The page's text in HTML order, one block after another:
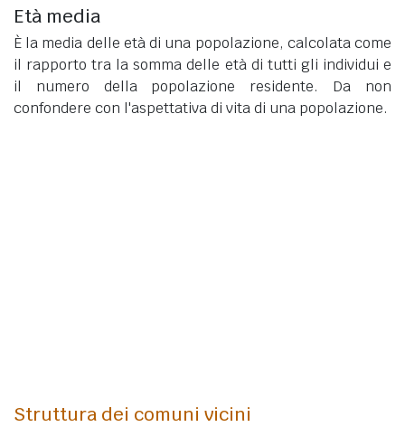
Età media
È la media delle età di una popolazione, calcolata come
il rapporto tra la somma delle età di tutti gli individui e
il numero della popolazione residente. Da non
confondere con l'aspettativa di vita di una popolazione.
Struttura dei comuni vicini